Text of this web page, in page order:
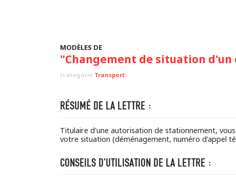
MODÈLES DE
"Changement de situation
(categorie Transport)
RÉSUMÉ DE LA LETTRE :
Titulaire d'une autorisation de stationnement,
votre situation (déménagement, numéro d'appel
CONSEILS D'UTILISATION DE LA LETTRE :